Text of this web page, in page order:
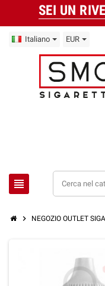
SEI UN
Italiano EUR
view_headline
chevron_right NEGOZIO OUTLET